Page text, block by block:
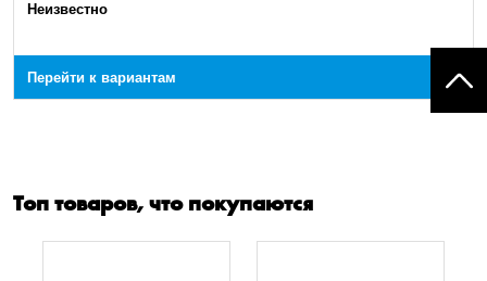
Неизвестно
Перейти к вариантам
Топ товаров, что покупаются